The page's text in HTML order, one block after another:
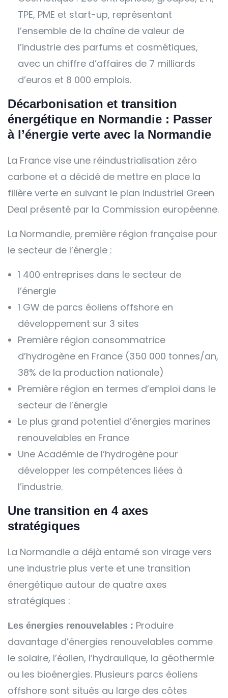
TPE, PME et start-up, représentant
l’ensemble de la chaîne de valeur de
l’industrie des parfums et cosmétiques,
avec un chiffre d’affaires de 7 milliards
d’euros et 8 000 emplois.
Décarbonisation et transition
énergétique en Normandie : Passer
à l’énergie verte avec la Normandie
La France vise une réindustrialisation zéro
carbone et a décidé de mettre en place la
filière verte en suivant le plan industriel Green
Deal présenté par la Commission européenne.
La Normandie, première région française pour
le secteur de l’énergie :
1 400 entreprises dans le secteur de
l’énergie
1 GW de parcs éoliens offshore en
développement sur 3 sites
Première région consommatrice
d’hydrogène en France (350 000 tonnes/an,
38% de la production nationale)
Première région en termes d’emploi dans le
secteur de l’énergie
Le plus grand potentiel d’énergies marines
renouvelables en France
Une Académie de l’hydrogène pour
développer les compétences liées à
l’industrie.
Une transition en 4 axes
stratégiques
La Normandie a déjà entamé son virage vers
une industrie plus verte et une transition
énergétique autour de quatre axes
stratégiques :
Les énergies renouvelables : Produire
davantage d’énergies renouvelables comme
le solaire, l’éolien, l’hydraulique, la géothermie
ou les bioénergies. Plusieurs parcs éoliens
offshore sont situés au large des côtes